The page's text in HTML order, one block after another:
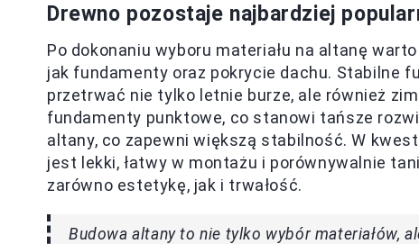
Drewno pozostaje najbardziej
Po dokonaniu wyboru materiału na altanę
jak fundamenty oraz pokrycie dachu. Stabilne
przetrwać nie tylko letnie burze, ale również
fundamenty punktowe, co stanowi tańsze
altany, co zapewni większą stabilność. W
jest lekki, łatwy w montażu i porównywalnie
zarówno estetykę, jak i trwałość.
Budowa altany to nie tylko wybór materiałów,